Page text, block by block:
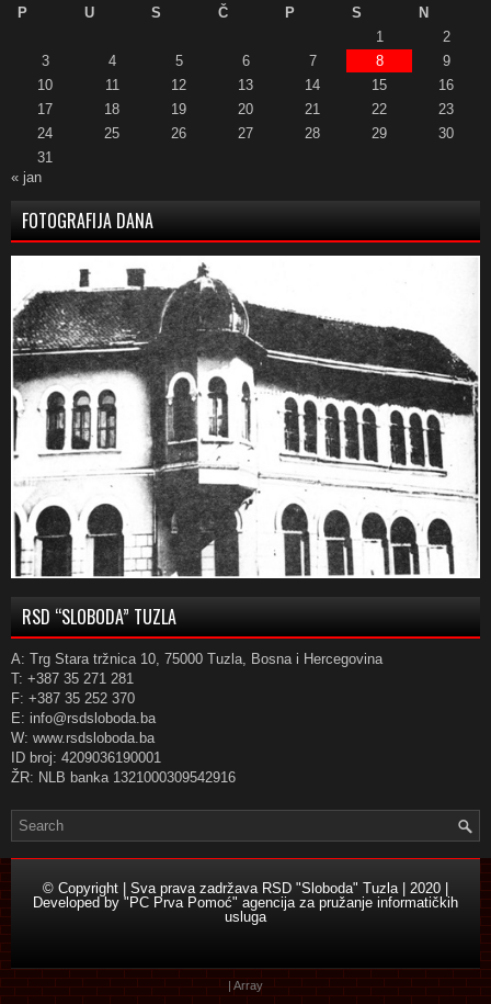
P
U S Č P S
N
1
2
3
4 5 6 7 8
9
10
11 12 13 14 15
16
17
18 19 20 21 22
23
24
25 26 27 28 29
30
31
« jan
FOTOGRAFIJA DANA
RSD “SLOBODA” TUZLA
A: Trg Stara tržnica 10, 75000 Tuzla, Bosna i Hercegovina
T: +387 35 271 281
F: +387 35 252 370
E: info@rsdsloboda.ba
W: www.rsdsloboda.ba
ID broj: 4209036190001
ŽR: NLB banka 1321000309542916
© Copyright | Sva prava zadržava RSD "Sloboda" Tuzla | 2020 |
Developed by "PC Prva Pomoć" agencija za pružanje informatičkih
usluga
| Array